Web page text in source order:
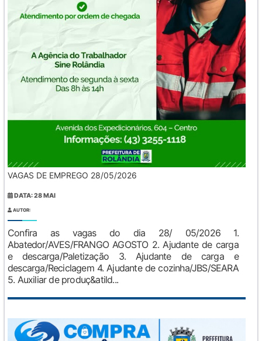
VAGAS DE EMPREGO 28/05/2026
DATA: 28 MAI
AUTOR:
Confira as vagas do dia 28/ 05/2026 1.
Abatedor/AVES/FRANGO AGOSTO 2. Ajudante de carga
e descarga/Paletização 3. Ajudante de carga e
descarga/Reciclagem 4. Ajudante de cozinha/JBS/SEARA
5. Auxiliar de produç&atild...